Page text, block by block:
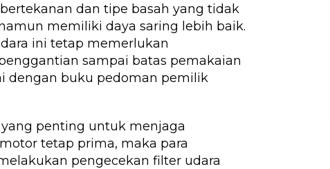
dan tipe basah yang tidak
memiliki daya saring lebih baik.
ini tetap memerlukan
sampai batas pemakaian
dengan buku pedoman pemilik
penting untuk menjaga
tetap prima, maka para
pengecekan filter udara